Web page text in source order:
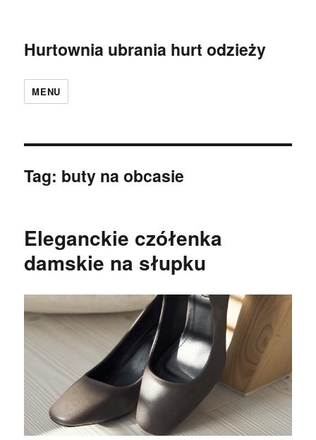
Hurtownia ubrania hurt odzieży
MENU
Tag: buty na obcasie
Eleganckie czółenka
damskie na słupku